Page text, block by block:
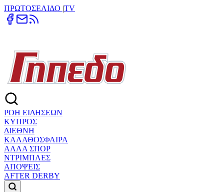
ΠΡΩΤΟΣΕΛΙΔΟ |TV
ΡΟΗ ΕΙΔΗΣΕΩΝ
ΚΥΠΡΟΣ
ΔΙΕΘΝΗ
ΚΑΛΑΘΟΣΦΑΙΡΑ
ΑΛΛΑ ΣΠΟΡ
ΝΤΡΙΜΠΛΕΣ
ΑΠΟΨΕΙΣ
AFTER DERBY